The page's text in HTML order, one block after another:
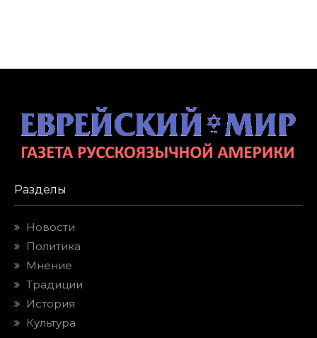
Разделы
Новости
Политика
Мнение
Традиции
История
Культура